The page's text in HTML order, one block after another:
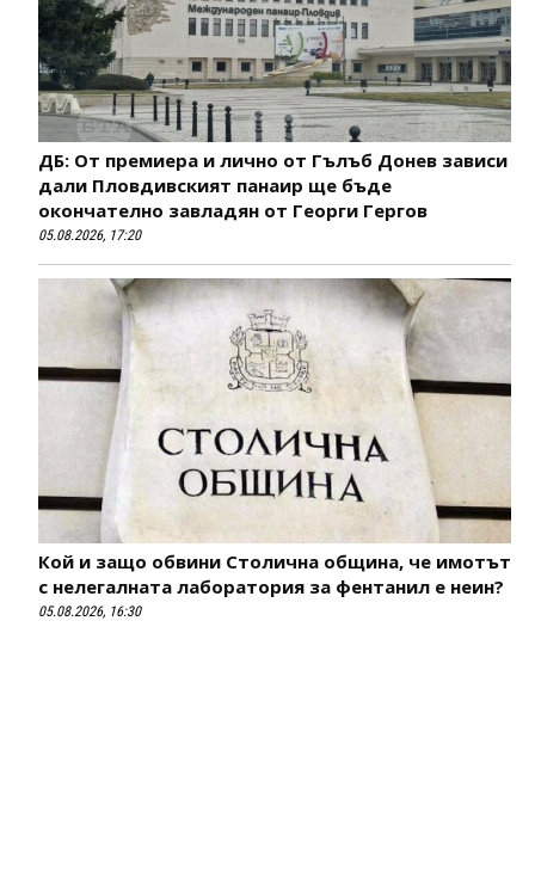
ДБ: От премиера и лично от Гълъб Донев зависи
дали Пловдивският панаир ще бъде
окончателно завладян от Георги Гергов
05.08.2026, 17:20
Кой и защо обвини Столична община, че имотът
с нелегалната лаборатория за фентанил е неин?
05.08.2026, 16:30